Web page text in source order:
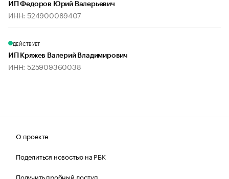
ИП Федоров Юрий Валерьевич
ИНН: 524900089407
ДЕЙСТВУЕТ
ИП Кряжев Валерий Владимирович
ИНН: 525909360038
О проекте
Поделиться новостью на РБК
Получить пробный доступ